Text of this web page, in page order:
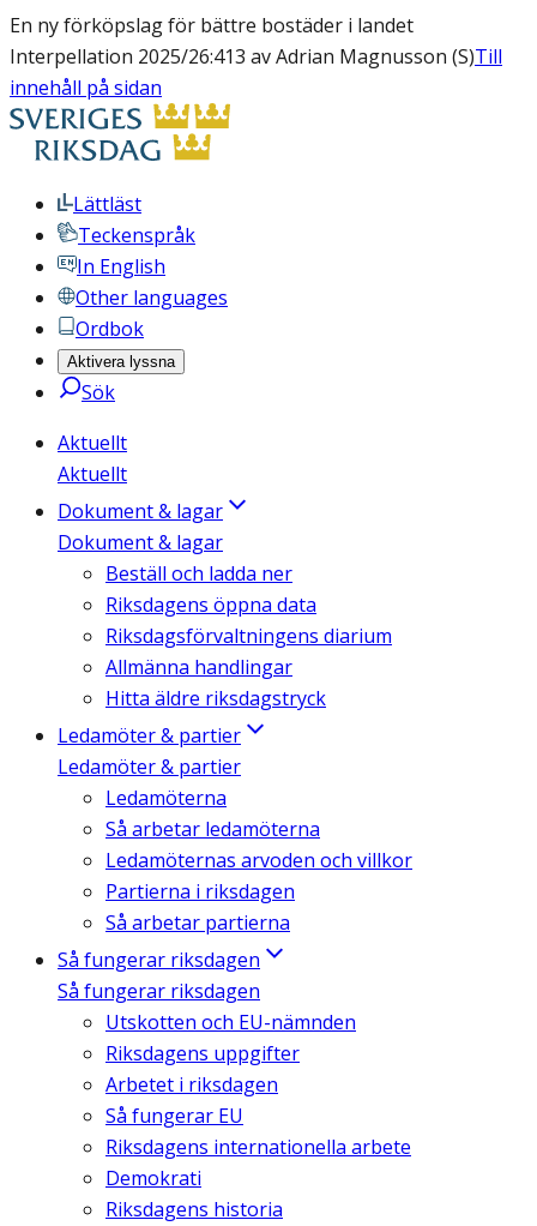
En ny förköpslag för bättre bostäder i landet
Interpellation 2025/26:413 av Adrian Magnusson (S)Till
innehåll på sidan
Lättläst
Teckenspråk
In English
Other languages
Ordbok
Aktivera lyssna
Sök
Aktuellt
Aktuellt
Dokument & lagar
Dokument & lagar
Beställ och ladda ner
Riksdagens öppna data
Riksdagsförvaltningens diarium
Allmänna handlingar
Hitta äldre riksdagstryck
Ledamöter & partier
Ledamöter & partier
Ledamöterna
Så arbetar ledamöterna
Ledamöternas arvoden och villkor
Partierna i riksdagen
Så arbetar partierna
Så fungerar riksdagen
Så fungerar riksdagen
Utskotten och EU-nämnden
Riksdagens uppgifter
Arbetet i riksdagen
Så fungerar EU
Riksdagens internationella arbete
Demokrati
Riksdagens historia